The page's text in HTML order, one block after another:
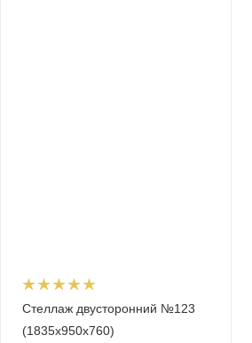
Стеллаж двусторонний №123
(1835х950х760)